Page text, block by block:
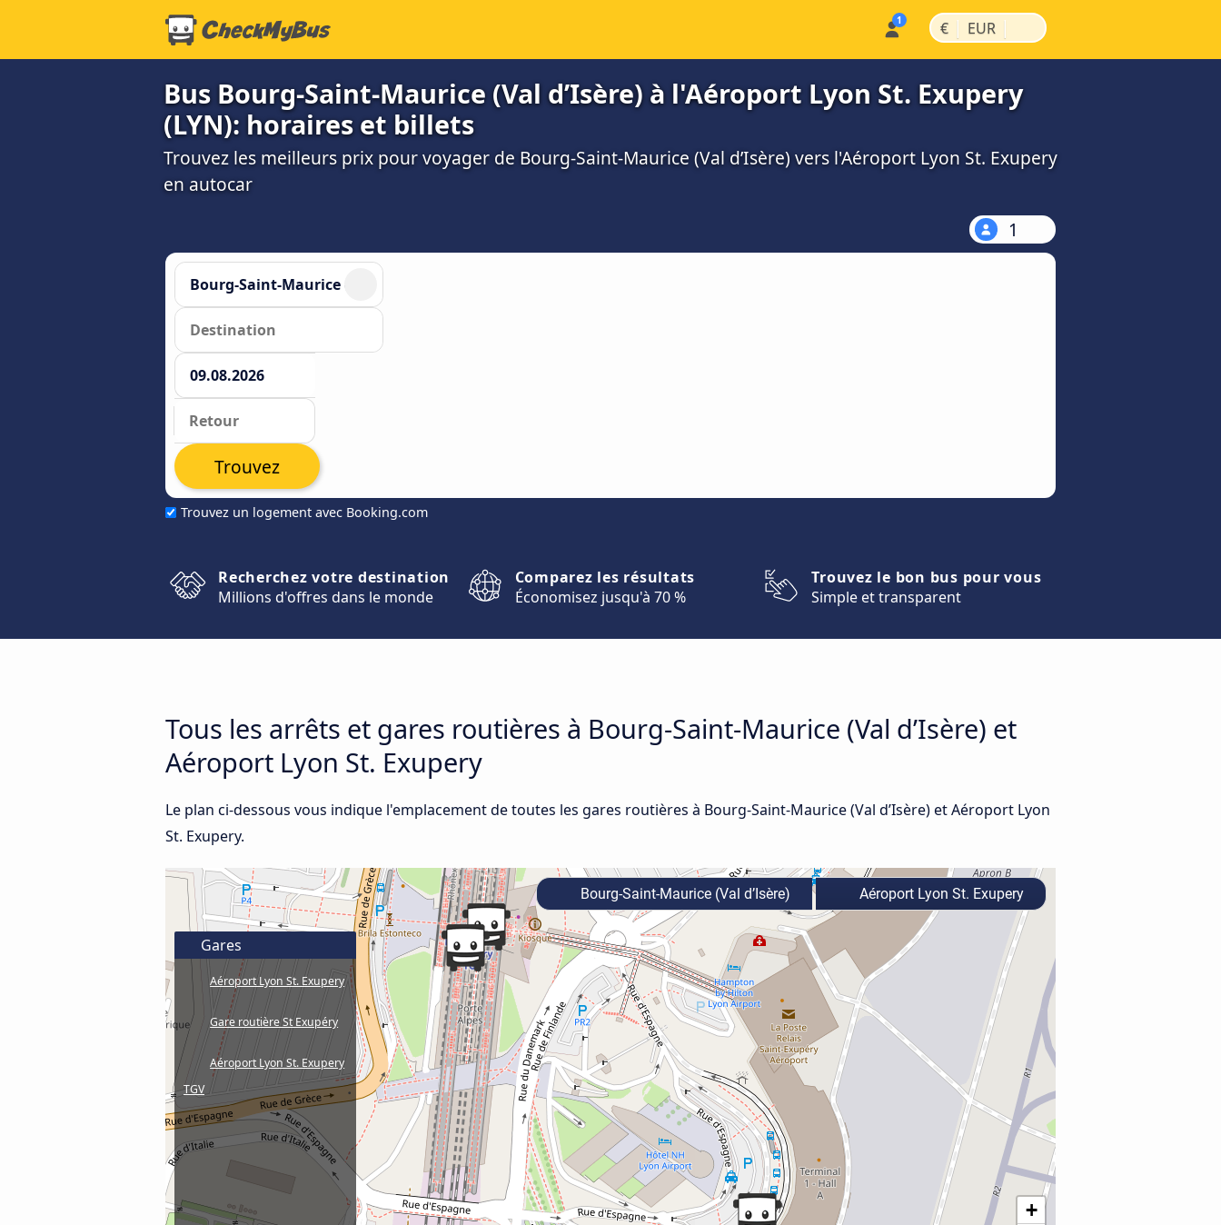
€ | EUR |
Bus Bourg-Saint-Maurice (Val d’Isère) à l'Aéroport Lyon St. Exupery
(LYN): horaires et billets
Trouvez les meilleurs prix pour voyager de Bourg-Saint-Maurice (Val d’Isère) vers l'Aéroport Lyon St. Exupery
en autocar
1
Trouvez un logement avec Booking.com
Trouvez
Recherchez votre destination
Millions d'offres dans le monde
Comparez les résultats
Économisez jusqu'à 70 %
Trouvez le bon bus pour vous
Simple et transparent
Tous les arrêts et gares routières à Bourg-Saint-Maurice (Val d’Isère) et
Aéroport Lyon St. Exupery
Le plan ci-dessous vous indique l'emplacement de toutes les gares routières à Bourg-Saint-Maurice (Val d’Isère) et Aéroport Lyon
St. Exupery.
+
Gares
Aéroport Lyon St. Exupery
Gare routière St Exupéry
Aéroport Lyon St. Exupery
TGV
Bourg-Saint-Maurice (Val d’Isère) Aéroport Lyon St. Exupery